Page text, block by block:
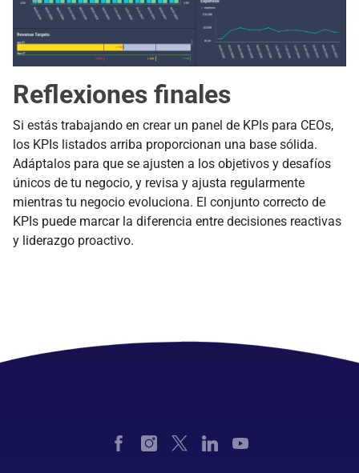
Reflexiones finales
Si estás trabajando en crear un panel de KPIs para CEOs,
los KPIs listados arriba proporcionan una base sólida.
Adáptalos para que se ajusten a los objetivos y desafíos
únicos de tu negocio, y revisa y ajusta regularmente
mientras tu negocio evoluciona. El conjunto correcto de
KPIs puede marcar la diferencia entre decisiones reactivas
y liderazgo proactivo.